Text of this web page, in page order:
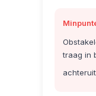
traag in
achteruit